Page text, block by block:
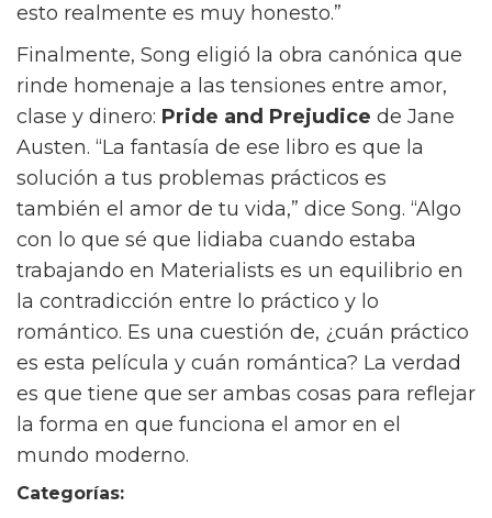
esto realmente es muy honesto.”
Finalmente, Song eligió la obra canónica que
rinde homenaje a las tensiones entre amor,
clase y dinero: Pride and Prejudice de Jane
Austen. “La fantasía de ese libro es que la
solución a tus problemas prácticos es
también el amor de tu vida,” dice Song. “Algo
con lo que sé que lidiaba cuando estaba
trabajando en Materialists es un equilibrio en
la contradicción entre lo práctico y lo
romántico. Es una cuestión de, ¿cuán práctico
es esta película y cuán romántica? La verdad
es que tiene que ser ambas cosas para reflejar
la forma en que funciona el amor en el
mundo moderno.
Categorías: